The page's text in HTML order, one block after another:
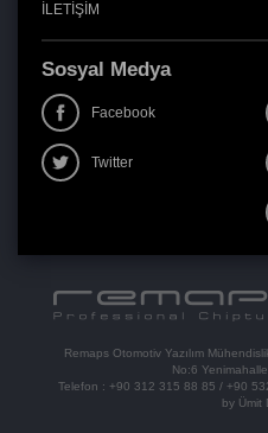
İLETİŞİM
Sosyal Medya
Facebook
Twitter
Remaps Otomotiv Yazılım
No:6
Telefon : +90 312 315 88 85 / +90
by Ümit